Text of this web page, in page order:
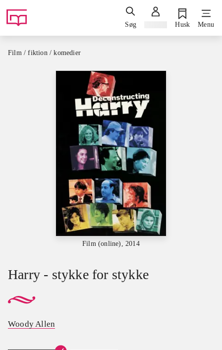
Søg Husk Menu
Film / fiktion / komedier
Film (online), 2014
Harry - stykke for stykke
Woody Allen